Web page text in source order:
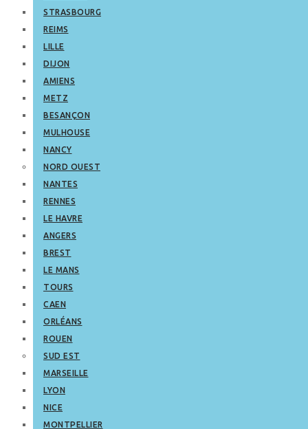
STRASBOURG
REIMS
LILLE
DIJON
AMIENS
METZ
BESANÇON
MULHOUSE
NANCY
NORD OUEST
NANTES
RENNES
LE HAVRE
ANGERS
BREST
LE MANS
TOURS
CAEN
ORLÉANS
ROUEN
SUD EST
MARSEILLE
LYON
NICE
MONTPELLIER